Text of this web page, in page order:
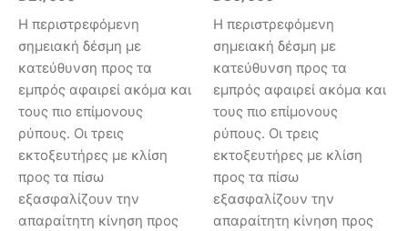
Η περιστρεφόμενη
σημειακή δέσμη με
κατεύθυνση προς τα
εμπρός αφαιρεί ακόμα και
τους πιο επίμονους
ρύπους. Οι τρεις
εκτοξευτήρες με κλίση
προς τα πίσω
εξασφαλίζουν την
απαραίτητη κίνηση προς
Η περιστρεφόμενη
σημειακή δέσμη με
κατεύθυνση προς τα
εμπρός αφαιρεί ακόμα και
τους πιο επίμονους
ρύπους. Οι τρεις
εκτοξευτήρες με κλίση
προς τα πίσω
εξασφαλίζουν την
απαραίτητη κίνηση προς